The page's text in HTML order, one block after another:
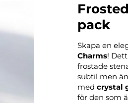
pack
Skapa en
Charms!
frostade
subtil men
med crystal
för den som